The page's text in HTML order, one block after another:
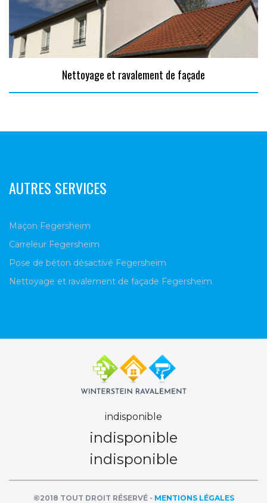
Nettoyage et ravalement de façade
AUTRES SERVICES
Maçon Fegersheim
Carreleur Fegersheim
Pose de béton désactivé Fegersheim
Nettoyage et ravalement de façade Fegersheim
indisponible
indisponible
indisponible
©2018 TOUT DROIT RÉSERVÉ - MENTIONS LÉGALES